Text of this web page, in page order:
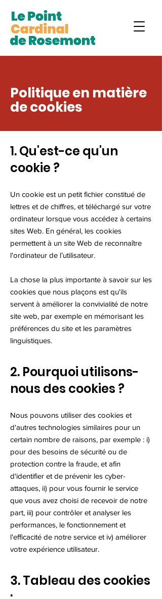
Politique en matière
de cookies
1. Qu'est-ce qu'un
cookie ?
Un cookie est un petit fichier constitué de
lettres et de chiffres, et téléchargé sur votre
ordinateur lorsque vous accédez à certains
sites Web. En général, les cookies
permettent à un site Web de reconnaître
l'ordinateur de l’utilisateur.
La chose la plus importante à savoir sur les
cookies que nous plaçons est qu'ils
servent à améliorer la convivialité de notre
site web, par exemple en mémorisant les
préférences du site et les paramètres
linguistiques.
2. Pourquoi utilisons-
nous des cookies ?
Nous pouvons utiliser des cookies et
d'autres technologies similaires pour un
certain nombre de raisons, par exemple : i)
pour des besoins de sécurité ou de
protection contre la fraude, et afin
d'identifier et de prévenir les cyber-
attaques, ii) pour vous fournir le service
que vous avez choisi de recevoir de notre
part, iii) pour contrôler et analyser les
performances, le fonctionnement et
l'efficacité de notre service et iv) améliorer
votre expérience utilisateur.
3. Tableau des cookies